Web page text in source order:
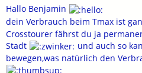
Hallo Benjamin
dein Verbrauch beim Tmax ist
Crosstourer fährst du ja
Stadt
und auch so
bewegen,was natürlich den